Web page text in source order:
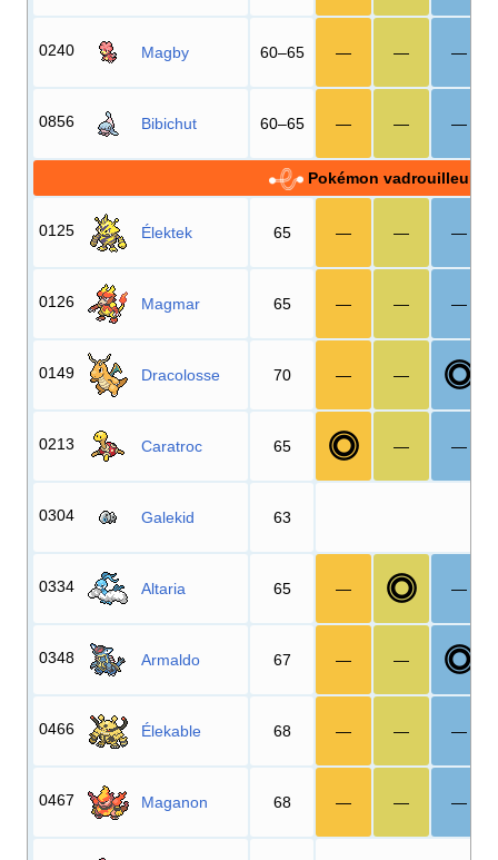
0240 Magby 60–65 — — —
0856 Bibichut 60–65 — — —
Pokémon vadrouilleurs
0125 Élektek 65 — — —
0126 Magmar 65 — — —
0149 Dracolosse 70 — —
0213 Caratroc 65 — —
0304 Galekid 63
0334 Altaria 65 — —
0348 Armaldo 67 — —
0466 Élekable 68 — — —
0467 Maganon 68 — — —